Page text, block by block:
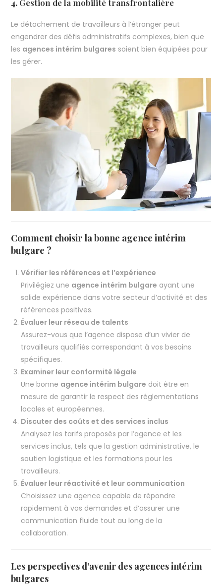
4. Gestion de la mobilité transfrontalière
Le détachement de travailleurs à l’étranger peut
engendrer des défis administratifs complexes, bien que
les agences intérim bulgares soient bien équipées pour
les gérer.
Comment choisir la bonne agence intérim
bulgare ?
Vérifier les références et l’expérience
Privilégiez une agence intérim bulgare ayant une
solide expérience dans votre secteur d’activité et des
références positives.
Évaluer leur réseau de talents
Assurez-vous que l’agence dispose d’un vivier de
travailleurs qualifiés correspondant à vos besoins
spécifiques.
Examiner leur conformité légale
Une bonne agence intérim bulgare doit être en
mesure de garantir le respect des réglementations
locales et européennes.
Discuter des coûts et des services inclus
Analysez les tarifs proposés par l’agence et les
services inclus, tels que la gestion administrative, le
soutien logistique et les formations pour les
travailleurs.
Évaluer leur réactivité et leur communication
Choisissez une agence capable de répondre
rapidement à vos demandes et d’assurer une
communication fluide tout au long de la
collaboration.
Les perspectives d’avenir des agences intérim
bulgares